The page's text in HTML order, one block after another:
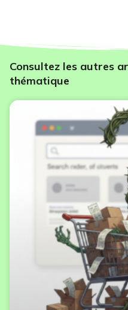
Consultez les autres
thématique